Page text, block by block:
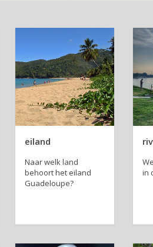
eiland
Naar welk land
behoort het eiland
Gu­a­de­lou­pe?
in